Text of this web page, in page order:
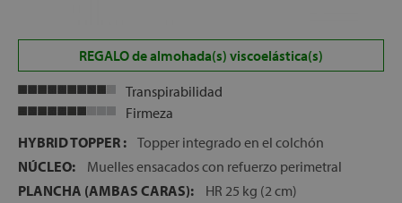
REGALO de almohada(s) viscoelástica(s)
Transpirabilidad
Firmeza
HYBRID TOPPER : Topper integrado en el colchón
NÚCLEO:
Muelles ensacados con refuerzo perimetral
PLANCHA (AMBAS CARAS):
HR 25 kg (2 cm)